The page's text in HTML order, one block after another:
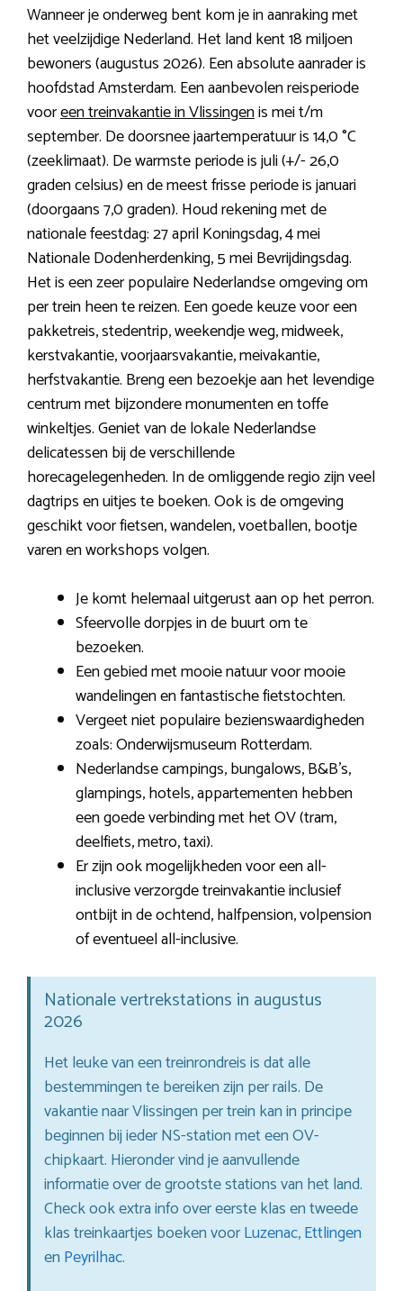
Wanneer je onderweg bent kom je in aanraking met
het veelzijdige Nederland. Het land kent 18 miljoen
bewoners (augustus 2026). Een absolute aanrader is
hoofdstad Amsterdam. Een aanbevolen reisperiode
vooreen treinvakantie in Vlissingenis mei t/m
september. De doorsnee jaartemperatuur is 14,0 °C
(zeeklimaat). De warmste periode is juli (+/- 26,0
graden celsius) en de meest frisse periode is januari
(doorgaans 7,0 graden). Houd rekening met de
nationale feestdag: 27 april Koningsdag, 4 mei
Nationale Dodenherdenking, 5 mei Bevrijdingsdag.
Het is een zeer populaire Nederlandse omgeving om
per trein heen te reizen. Een goede keuze voor een
pakketreis, stedentrip, weekendje weg, midweek,
kerstvakantie, voorjaarsvakantie, meivakantie,
herfstvakantie. Breng een bezoekje aan het levendige
centrum met bijzondere monumenten en toffe
winkeltjes. Geniet van de lokale Nederlandse
delicatessen bij de verschillende
horecagelegenheden. In de omliggende regio zijn veel
dagtrips en uitjes te boeken. Ook is de omgeving
geschikt voor fietsen, wandelen, voetballen, bootje
varen en workshops volgen.
Je komt helemaal uitgerust aan op het perron.
Sfeervolle dorpjes in de buurt om te
bezoeken.
Een gebied met mooie natuur voor mooie
wandelingen en fantastische fietstochten.
Vergeet niet populaire bezienswaardigheden
zoals: Onderwijsmuseum Rotterdam.
Nederlandse campings, bungalows, B&B’s,
glampings, hotels, appartementen hebben
een goede verbinding met het OV (tram,
deelfiets, metro, taxi).
Er zijn ook mogelijkheden voor een all-
inclusive verzorgde treinvakantie inclusief
ontbijt in de ochtend, halfpension, volpension
of eventueel all-inclusive.
Nationale vertrekstations in augustus
2026
Het leuke van een treinrondreis is dat alle
bestemmingen te bereiken zijn per rails. De
vakantie naar Vlissingen per trein kan in principe
beginnen bij ieder NS-station met een OV-
chipkaart. Hieronder vind je aanvullende
informatie over de grootste stations van het land.
Check ook extra info over eerste klas en tweede
klas treinkaartjes boeken voorLuzenac,Ettlingen
en Peyrilhac.